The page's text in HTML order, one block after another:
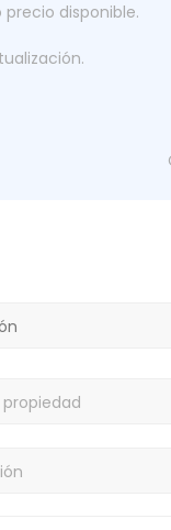
disponible.